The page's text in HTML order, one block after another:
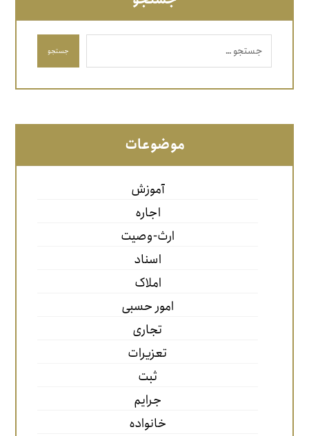
جستجو
موضوعات
آموزش
اجاره
ارث-وصیت
اسناد
املاک
امور حسبی
تجاری
تعزیرات
ثبت
جرایم
خانواده